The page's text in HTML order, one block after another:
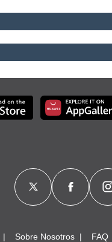
Sobre Nosotros FAQ